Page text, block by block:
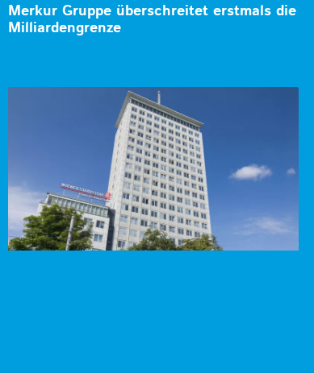
Merkur Gruppe überschreitet erstmals die
Milliardengrenze